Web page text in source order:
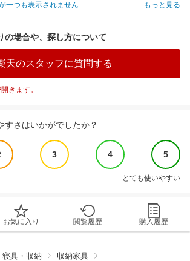
一つも表示されません
もっと見る
の場合や、探し方について
天のスタッフに質問する
きます。
すさはいかがでしたか？
3 4 5
とても使いやすい
お気に入り 閲覧履歴 購入履歴
寝具・収納
収納家具